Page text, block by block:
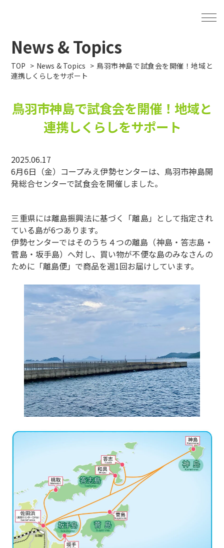
News & Topics
TOP News & Topics
鳥羽市神島で試食会を開催！地域と
連携しくらしをサポート
鳥羽市神島で試食会を開催！地域と
連携しくらしをサポート
2025.06.17
6月6日（金）コープみえ伊勢センターは、鳥羽市神島開
発総合センターで試食会を開催しました。
三重県には離島振興法に基づく「離島」として指定され
ている島が6つあります。
伊勢センターではそのうち４つの離島（神島・答志島・
菅島・坂手島）へ対し、買い物が不便な島のみなさんの
ために「離島便」で商品を週1回お届けしています。